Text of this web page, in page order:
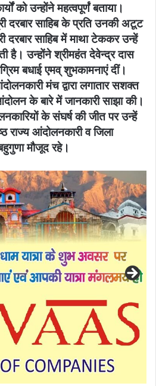
को उन्होंने महत्वपूर्णं बताया।
दरबार साहिब के प्रति उनकी अटूट
साहिब में माथा टेककर उन्हें
है। उन्होंने श्रीमहंत देवेन्द्र दास
बधाई एमव् शुभकामनाएं दीं।
मंच द्वारा लगातार सशक्त
के बारे में जानकारी साझा की।
के संघर्ष की जीत पर उन्हें
राज्य आंदोलनकारी व जिला
मौजूद रहे।